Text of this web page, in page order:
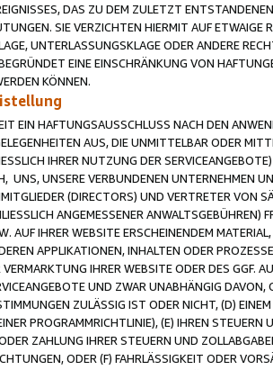
DAS ZU DEM ZULETZT
SIE VERZICHTEN HIERMIT AUF
UNTERLASSUNGSKLAGE ODER ANDERE
EINE EINSCHRÄNKUNG VON
KÖNNEN.
EIN HAFTUNGSAUSSCHLUSS NACH DEN
AUS, DIE UNMITTELBAR ODER
IHRER NUTZUNG DER
UNS, UNSERE VERBUNDENEN UNTERNEHMEN
(DIRECTORS) UND VERTRETER VON
ANGEMESSENER
AUF IHRER WEBSITE ERSCHEINENDEM
APPLIKATIONEN, INHALTEN ODER
IHRER WEBSITE ODER DES GGF.
UND ZWAR UNABHÄNGIG
ZULÄSSIG IST ODER NICHT, (D)
PROGRAMMRICHTLINIE), (E) IHREN
ZAHLUNG IHRER STEUERN UND
ODER (F) FAHRLÄSSIGKEIT ODER